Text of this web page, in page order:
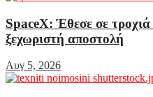
SpaceX: Έθεσε σε
ξεχωριστή αποστολή
Αυγ 5, 2026